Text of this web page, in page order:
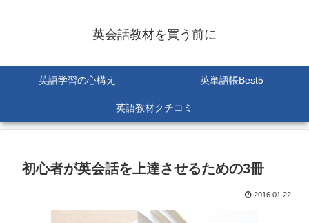
英会話教材を買う前に
英語学習の心構え 英単語帳Best5
英語教材クチコミ
初心者が英会話を上達させるための3冊
2016.01.22